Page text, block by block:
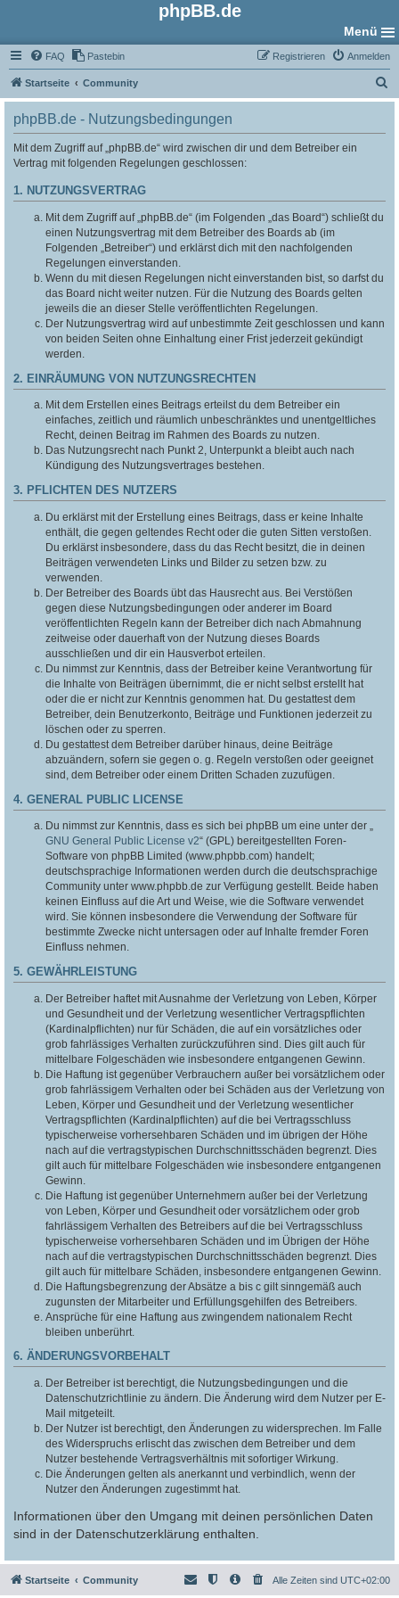
phpBB.de
Menü
FAQ Pastebin Anmelden
Registrieren
Startseite Community
u
phpBB.de - Nutzungsbedingungen
Mit dem Zugriff auf „phpBB.de“ wird zwischen dir und dem Betreiber ein
Vertrag mit folgenden Regelungen geschlossen:
1. NUTZUNGSVERTRAG
Mit dem Zugriff auf „phpBB.de“ (im Folgenden „das Board“) schließt du
einen Nutzungsvertrag mit dem Betreiber des Boards ab (im
Folgenden „Betreiber“) und erklärst dich mit den nachfolgenden
Regelungen einverstanden.
Wenn du mit diesen Regelungen nicht einverstanden bist, so darfst du
das Board nicht weiter nutzen. Für die Nutzung des Boards gelten
jeweils die an dieser Stelle veröffentlichten Regelungen.
Der Nutzungsvertrag wird auf unbestimmte Zeit geschlossen und kann
von beiden Seiten ohne Einhaltung einer Frist jederzeit gekündigt
werden.
2. EINRÄUMUNG VON NUTZUNGSRECHTEN
Mit dem Erstellen eines Beitrags erteilst du dem Betreiber ein
einfaches, zeitlich und räumlich unbeschränktes und unentgeltliches
Recht, deinen Beitrag im Rahmen des Boards zu nutzen.
Das Nutzungsrecht nach Punkt 2, Unterpunkt a bleibt auch nach
Kündigung des Nutzungsvertrages bestehen.
3. PFLICHTEN DES NUTZERS
Du erklärst mit der Erstellung eines Beitrags, dass er keine Inhalte
enthält, die gegen geltendes Recht oder die guten Sitten verstoßen.
Du erklärst insbesondere, dass du das Recht besitzt, die in deinen
Beiträgen verwendeten Links und Bilder zu setzen bzw. zu
verwenden.
Der Betreiber des Boards übt das Hausrecht aus. Bei Verstößen
gegen diese Nutzungsbedingungen oder anderer im Board
veröffentlichten Regeln kann der Betreiber dich nach Abmahnung
zeitweise oder dauerhaft von der Nutzung dieses Boards
ausschließen und dir ein Hausverbot erteilen.
Du nimmst zur Kenntnis, dass der Betreiber keine Verantwortung für
die Inhalte von Beiträgen übernimmt, die er nicht selbst erstellt hat
oder die er nicht zur Kenntnis genommen hat. Du gestattest dem
Betreiber, dein Benutzerkonto, Beiträge und Funktionen jederzeit zu
löschen oder zu sperren.
Du gestattest dem Betreiber darüber hinaus, deine Beiträge
abzuändern, sofern sie gegen o. g. Regeln verstoßen oder geeignet
sind, dem Betreiber oder einem Dritten Schaden zuzufügen.
4. GENERAL PUBLIC LICENSE
Du nimmst zur Kenntnis, dass es sich bei phpBB um eine unter der „
GNU General Public License v2“ (GPL) bereitgestellten Foren-
Software von phpBB Limited (www.phpbb.com) handelt;
deutschsprachige Informationen werden durch die deutschsprachige
Community unter www.phpbb.de zur Verfügung gestellt. Beide haben
keinen Einfluss auf die Art und Weise, wie die Software verwendet
wird. Sie können insbesondere die Verwendung der Software für
bestimmte Zwecke nicht untersagen oder auf Inhalte fremder Foren
Einfluss nehmen.
5. GEWÄHRLEISTUNG
Der Betreiber haftet mit Ausnahme der Verletzung von Leben, Körper
und Gesundheit und der Verletzung wesentlicher Vertragspflichten
(Kardinalpflichten) nur für Schäden, die auf ein vorsätzliches oder
grob fahrlässiges Verhalten zurückzuführen sind. Dies gilt auch für
mittelbare Folgeschäden wie insbesondere entgangenen Gewinn.
Die Haftung ist gegenüber Verbrauchern außer bei vorsätzlichem oder
grob fahrlässigem Verhalten oder bei Schäden aus der Verletzung von
Leben, Körper und Gesundheit und der Verletzung wesentlicher
Vertragspflichten (Kardinalpflichten) auf die bei Vertragsschluss
typischerweise vorhersehbaren Schäden und im übrigen der Höhe
nach auf die vertragstypischen Durchschnittsschäden begrenzt. Dies
gilt auch für mittelbare Folgeschäden wie insbesondere entgangenen
Gewinn.
Die Haftung ist gegenüber Unternehmern außer bei der Verletzung
von Leben, Körper und Gesundheit oder vorsätzlichem oder grob
fahrlässigem Verhalten des Betreibers auf die bei Vertragsschluss
typischerweise vorhersehbaren Schäden und im Übrigen der Höhe
nach auf die vertragstypischen Durchschnittsschäden begrenzt. Dies
gilt auch für mittelbare Schäden, insbesondere entgangenen Gewinn.
Die Haftungsbegrenzung der Absätze a bis c gilt sinngemäß auch
zugunsten der Mitarbeiter und Erfüllungsgehilfen des Betreibers.
Ansprüche für eine Haftung aus zwingendem nationalem Recht
bleiben unberührt.
6. ÄNDERUNGSVORBEHALT
Der Betreiber ist berechtigt, die Nutzungsbedingungen und die
Datenschutzrichtlinie zu ändern. Die Änderung wird dem Nutzer per E-
Mail mitgeteilt.
Der Nutzer ist berechtigt, den Änderungen zu widersprechen. Im Falle
des Widerspruchs erlischt das zwischen dem Betreiber und dem
Nutzer bestehende Vertragsverhältnis mit sofortiger Wirkung.
Die Änderungen gelten als anerkannt und verbindlich, wenn der
Nutzer den Änderungen zugestimmt hat.
Informationen über den Umgang mit deinen persönlichen Daten
sind in der Datenschutzerklärung enthalten.
Startseite Community Alle Zeiten sind UTC+02:00